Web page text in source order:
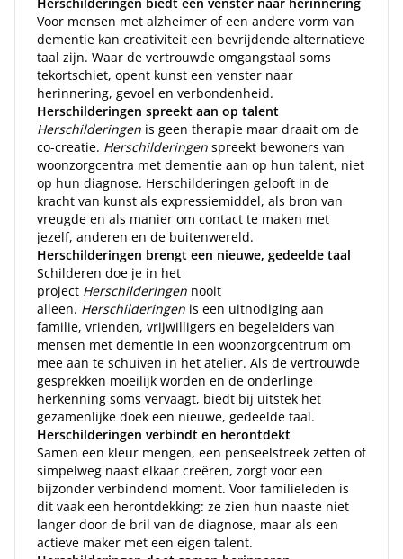
Herschilderingen biedt een venster naar herinnering
Voor mensen met alzheimer of een andere vorm van
dementie kan creativiteit een bevrijdende alternatieve
taal zijn. Waar de vertrouwde omgangstaal soms
tekortschiet, opent kunst een venster naar
herinnering, gevoel en verbondenheid.
Herschilderingen spreekt aan op talent
Herschilderingen is geen therapie maar draait om de
co-creatie. Herschilderingen spreekt bewoners van
woonzorgcentra met dementie aan op hun talent, niet
op hun diagnose. Herschilderingen gelooft in de
kracht van kunst als expressiemiddel, als bron van
vreugde en als manier om contact te maken met
jezelf, anderen en de buitenwereld.
Herschilderingen brengt een nieuwe, gedeelde taal
Schilderen doe je in het
project Herschilderingen nooit
alleen. Herschilderingen is een uitnodiging aan
familie, vrienden, vrijwilligers en begeleiders van
mensen met dementie in een woonzorgcentrum om
mee aan te schuiven in het atelier. Als de vertrouwde
gesprekken moeilijk worden en de onderlinge
herkenning soms vervaagt, biedt bij uitstek het
gezamenlijke doek een nieuwe, gedeelde taal.
Herschilderingen verbindt en herontdekt
Samen een kleur mengen, een penseelstreek zetten of
simpelweg naast elkaar creëren, zorgt voor een
bijzonder verbindend moment. Voor familieleden is
dit vaak een herontdekking: ze zien hun naaste niet
langer door de bril van de diagnose, maar als een
actieve maker met een eigen talent.